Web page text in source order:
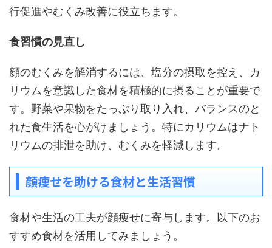
行促進やむくみ改善に役立ちます。
食習慣の見直し
顔のむくみを解消するには、塩分の摂取を控え、カ
リウムを意識した食材を積極的に摂ることが重要で
す。野菜や果物をたっぷり取り入れ、バランスのと
れた食生活を心がけましょう。特にカリウムはナト
リウムの排泄を助け、むくみを軽減します。
顔痩せを助ける食材と生活習慣
食材や生活の工夫が顔痩せに寄与します。以下のお
すすめ食材を活用してみましょう。